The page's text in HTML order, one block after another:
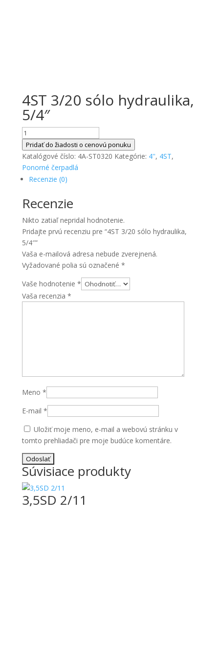
4ST 3/20 sólo hydraulika,
5/4″
množstvo
4ST
3/20
sólo
hydraulika,
Pridať do žiadosti o cenovú ponuku
Katalógové číslo: 4A-ST0320 Kategórie: 4'', 4ST,
Ponorné čerpadlá
Recenzie (0)
Recenzie
Nikto zatiaľ nepridal hodnotenie.
Pridajte prvú recenziu pre “4ST 3/20 sólo hydraulika,
5/4″”
Vaša e-mailová adresa nebude zverejnená.
Vyžadované polia sú označené *
Vaše hodnotenie *
Vaša recenzia *
Meno *
E-mail *
Uložiť moje meno, e-mail a webovú stránku v
tomto prehliadači pre moje budúce komentáre.
Súvisiace produkty
3,5SD 2/11